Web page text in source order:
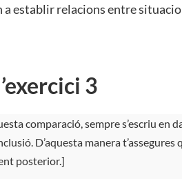
a establir relacions entre
3
comparació, sempre s’escriu en
D’aquesta manera t’assegures
posterior.]